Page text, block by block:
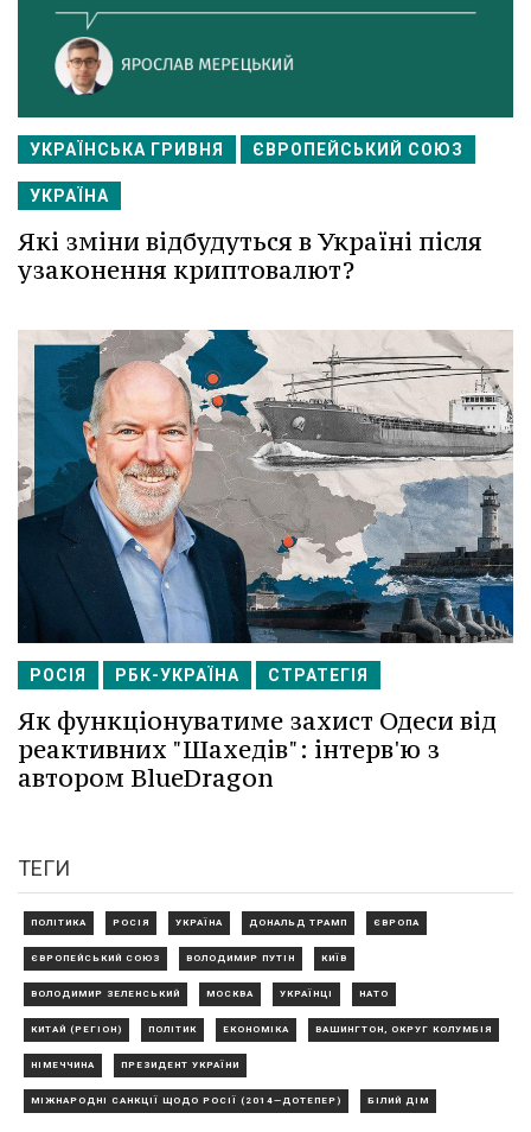
УКРАЇНСЬКА ГРИВНЯ ЄВРОПЕЙСЬКИЙ СОЮЗ
УКРАЇНА
Які зміни відбудуться в Україні після
узаконення криптовалют?
РОСІЯ РБК-УКРАЇНА СТРАТЕГІЯ
Як функціонуватиме захист Одеси від
реактивних "Шахедів": інтерв'ю з
автором BlueDragon
ТЕГИ
ПОЛІТИКА РОСІЯ УКРАЇНА ДОНАЛЬД ТРАМП ЄВРОПА
ЄВРОПЕЙСЬКИЙ СОЮЗ ВОЛОДИМИР ПУТІН КИЇВ
ВОЛОДИМИР ЗЕЛЕНСЬКИЙ МОСКВА УКРАЇНЦІ НАТО
КИТАЙ (РЕГІОН) ПОЛІТИК ЕКОНОМІКА ВАШИНГТОН, ОКРУГ КОЛУМБІЯ
НІМЕЧЧИНА ПРЕЗИДЕНТ УКРАЇНИ
МІЖНАРОДНІ САНКЦІЇ ЩОДО РОСІЇ (2014—ДОТЕПЕР) БІЛИЙ ДІМ